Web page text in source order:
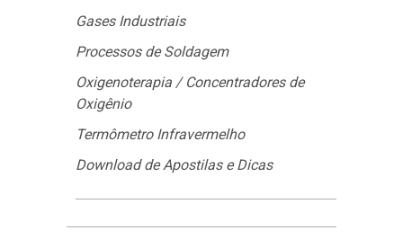
Gases Industriais
Processos de Soldagem
Oxigenoterapia / Concentradores de
Oxigênio
Termômetro Infravermelho
Download de Apostilas e Dicas